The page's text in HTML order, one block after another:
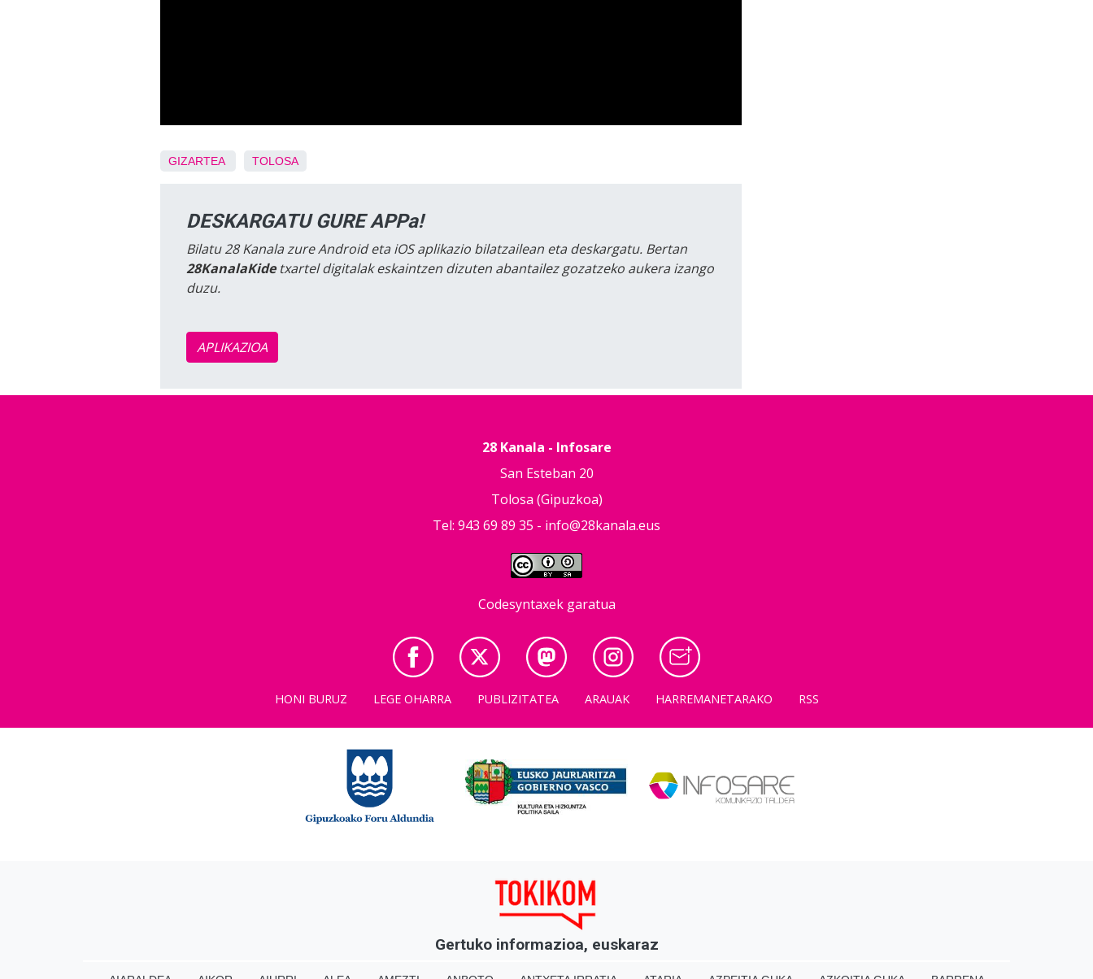
GIZARTEA TOLOSA
DESKARGATU GURE APPa!
Bilatu 28 Kanala zure Android eta iOS aplikazio bilatzailean eta deskargatu. Bertan
28KanalaKidetxartel digitalak eskaintzen dizuten abantailez gozatzeko aukera izango
duzu.
APLIKAZIOA
28 Kanala - Infosare
San Esteban 20
Tolosa (Gipuzkoa)
Tel: 943 69 89 35 - info@28kanala.eus
Codesyntaxek garatua
HONI BURUZ LEGE OHARRA PUBLIZITATEA ARAUAK HARREMANETARAKO RSS
Gertuko informazioa, euskaraz